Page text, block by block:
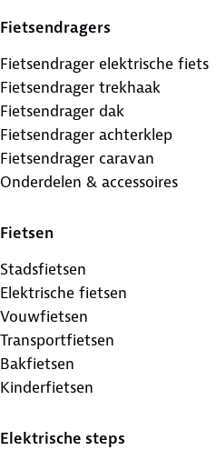
Fietsendragers
Fietsendrager elektrische fiets
Fietsendrager trekhaak
Fietsendrager dak
Fietsendrager achterklep
Fietsendrager caravan
Onderdelen & accessoires
Fietsen
Stadsfietsen
Elektrische fietsen
Vouwfietsen
Transportfietsen
Bakfietsen
Kinderfietsen
Elektrische steps